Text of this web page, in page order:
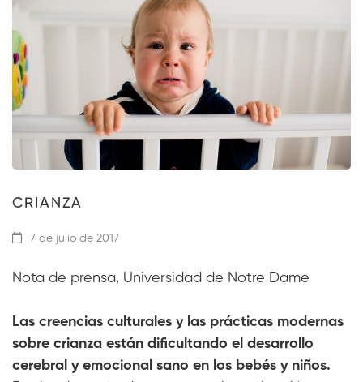
CRIANZA
7 de julio de 2017
Nota de prensa, Universidad de Notre Dame
Las creencias culturales y las prácticas modernas
sobre crianza están dificultando el desarrollo
cerebral y emocional sano en los bebés y niños.